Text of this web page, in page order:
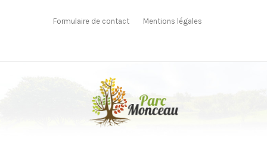
Formulaire de contact Mentions légales